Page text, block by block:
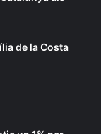
de la Costa